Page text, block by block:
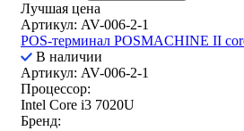
Лучшая цена
Артикул: AV-006-2-1
POS-терминал POSMACHINE II
В наличии
Артикул: AV-006-2-1
Процессор:
Intel Core i3 7020U
Бренд: